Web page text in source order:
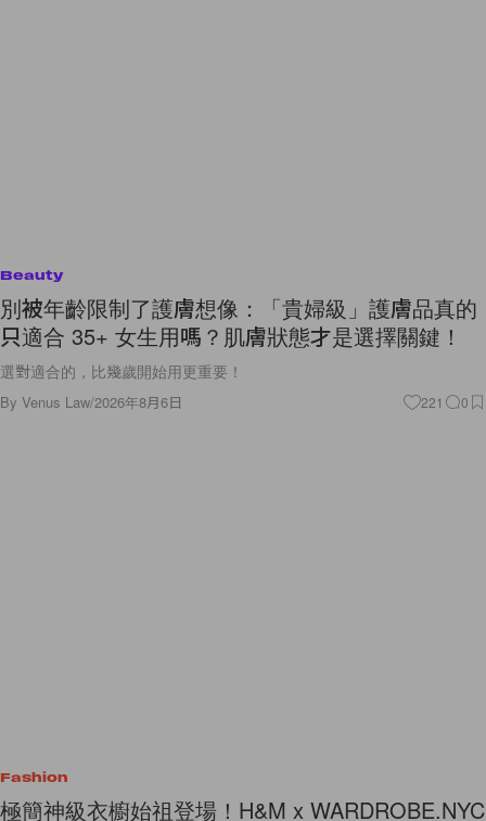
Beauty
別被年齡限制了護膚想像：「貴婦級」護膚品真的
只適合 35+ 女生用嗎？肌膚狀態才是選擇關鍵！
選對適合的，比幾歲開始用更重要！
By Venus Law/2026年8月6日 221 0
Fashion
極簡神級衣櫥始祖登場！H&M x WARDROBE.NYC